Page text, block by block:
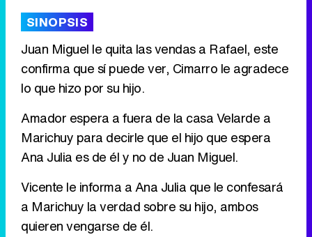
Tráiler de '33 días', la nueva serie de Atresplayer con Julián Villagrán y José Manuel Poga
SINOPSIS
Juan Miguel le quita las vendas a Rafael, este
confirma que sí puede ver, Cimarro le agradece
lo que hizo por su hijo.
Amador espera a fuera de la casa Velarde a
Marichuy para decirle que el hijo que espera
Ana Julia es de él y no de Juan Miguel.
Vicente le informa a Ana Julia que le confesará
a Marichuy la verdad sobre su hijo, ambos
quieren vengarse de él.